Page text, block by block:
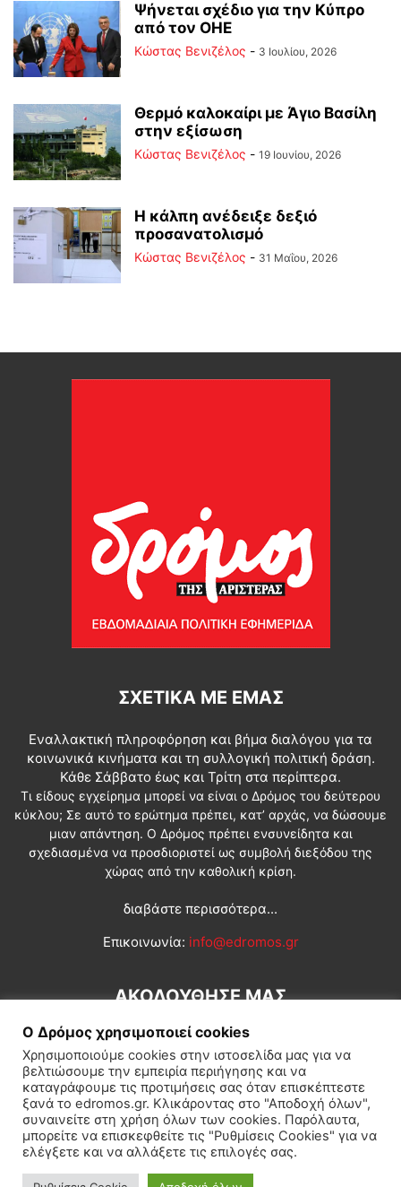
Ψήνεται σχέδιο για την Κύπρο
από τον ΟΗΕ
Κώστας Βενιζέλος - 3 Ιουλίου, 2026
Θερμό καλοκαίρι με Άγιο Βασίλη
στην εξίσωση
Κώστας Βενιζέλος - 19 Ιουνίου, 2026
Η κάλπη ανέδειξε δεξιό
προσανατολισμό
Κώστας Βενιζέλος - 31 Μαΐου, 2026
ΣΧΕΤΙΚΆ ΜΕ ΕΜΆΣ
Εναλλακτική πληροφόρηση και βήμα διαλόγου για τα
κοινωνικά κινήματα και τη συλλογική πολιτική δράση.
Κάθε Σάββατο έως και Τρίτη στα περίπτερα.
Τι είδους εγχείρημα μπορεί να είναι ο Δρόμος του δεύτερου
κύκλου; Σε αυτό το ερώτημα πρέπει, κατ’ αρχάς, να δώσουμε
μιαν απάντηση. Ο Δρόμος πρέπει ενσυνείδητα και
σχεδιασμένα να προσδιοριστεί ως συμβολή διεξόδου της
χώρας από την καθολική κρίση.
διαβάστε περισσότερα...
Επικοινωνία: info@edromos.gr
ΑΚΟΛΟΥΘΗΣΕ ΜΑΣ
Εγγραφή συνδρομητή Πολιτική Διεθνή Κοινωνία
Πολιτισμός Αφιερώματα
Ο Δρόμος χρησιμοποιεί cookies
Χρησιμοποιούμε cookies στην ιστοσελίδα μας για να
βελτιώσουμε την εμπειρία περιήγησης και να
καταγράφουμε τις προτιμήσεις σας όταν επισκέπτεστε
ξανά το edromos.gr. Κλικάροντας στο "Αποδοχή όλων",
συναινείτε στη χρήση όλων των cookies. Παρόλαυτα,
μπορείτε να επισκεφθείτε τις "Ρυθμίσεις Cookies" για να
ελέγξετε και να αλλάξετε τις επιλογές σας.